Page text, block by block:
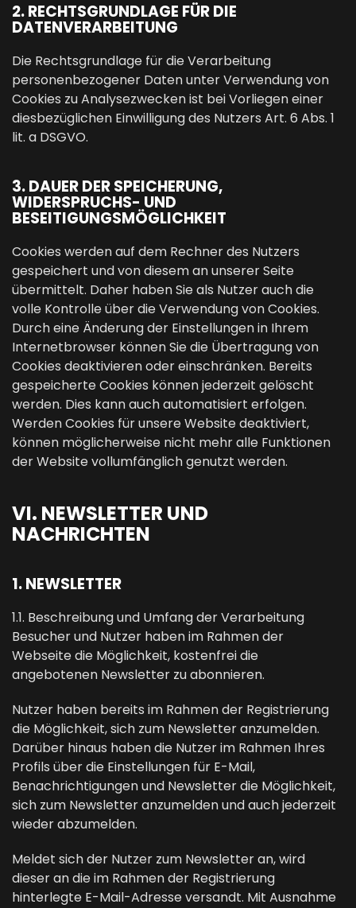
2. RECHTSGRUNDLAGE FÜR DIE
DATENVERARBEITUNG
Die Rechtsgrundlage für die Verarbeitung
personenbezogener Daten unter Verwendung von
Cookies zu Analysezwecken ist bei Vorliegen einer
diesbezüglichen Einwilligung des Nutzers Art. 6 Abs. 1
lit. a DSGVO.
3. DAUER DER SPEICHERUNG,
WIDERSPRUCHS- UND
BESEITIGUNGSMÖGLICHKEIT
Cookies werden auf dem Rechner des Nutzers
gespeichert und von diesem an unserer Seite
übermittelt. Daher haben Sie als Nutzer auch die
volle Kontrolle über die Verwendung von Cookies.
Durch eine Änderung der Einstellungen in Ihrem
Internetbrowser können Sie die Übertragung von
Cookies deaktivieren oder einschränken. Bereits
gespeicherte Cookies können jederzeit gelöscht
werden. Dies kann auch automatisiert erfolgen.
Werden Cookies für unsere Website deaktiviert,
können möglicherweise nicht mehr alle Funktionen
der Website vollumfänglich genutzt werden.
VI. NEWSLETTER UND
NACHRICHTEN
1. NEWSLETTER
1.1. Beschreibung und Umfang der Verarbeitung
Besucher und Nutzer haben im Rahmen der
Webseite die Möglichkeit, kostenfrei die
angebotenen Newsletter zu abonnieren.
Nutzer haben bereits im Rahmen der Registrierung
die Möglichkeit, sich zum Newsletter anzumelden.
Darüber hinaus haben die Nutzer im Rahmen Ihres
Profils über die Einstellungen für E-Mail,
Benachrichtigungen und Newsletter die Möglichkeit,
sich zum Newsletter anzumelden und auch jederzeit
wieder abzumelden.
Meldet sich der Nutzer zum Newsletter an, wird
dieser an die im Rahmen der Registrierung
hinterlegte E-Mail-Adresse versandt. Mit Ausnahme